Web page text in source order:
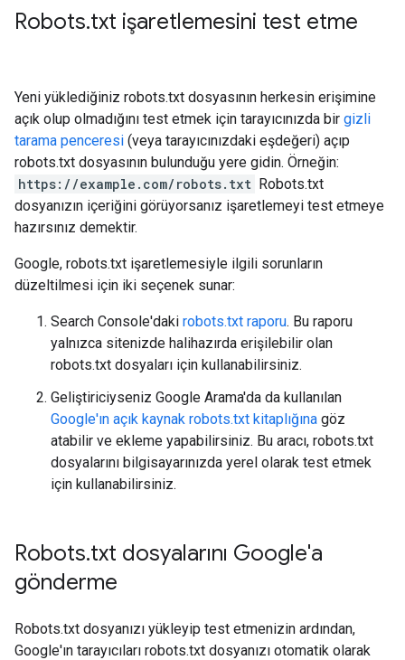
Robots.txt işaretlemesini test etme
Yeni yüklediğiniz robots.txt dosyasının herkesin erişimine
açık olup olmadığını test etmek için tarayıcınızda bir gizli
tarama penceresi (veya tarayıcınızdaki eşdeğeri) açıp
robots.txt dosyasının bulunduğu yere gidin. Örneğin:
https://example.com/robots.txt Robots.txt
dosyanızın içeriğini görüyorsanız işaretlemeyi test etmeye
hazırsınız demektir.
Google, robots.txt işaretlemesiyle ilgili sorunların
düzeltilmesi için iki seçenek sunar:
Search Console'daki robots.txt raporu. Bu raporu
yalnızca sitenizde halihazırda erişilebilir olan
robots.txt dosyaları için kullanabilirsiniz.
Geliştiriciyseniz Google Arama'da da kullanılan
Google'ın açık kaynak robots.txt kitaplığına göz
atabilir ve ekleme yapabilirsiniz. Bu aracı, robots.txt
dosyalarını bilgisayarınızda yerel olarak test etmek
için kullanabilirsiniz.
Robots.txt dosyalarını Google'a
gönderme
Robots.txt dosyanızı yükleyip test etmenizin ardından,
Google'ın tarayıcıları robots.txt dosyanızı otomatik olarak